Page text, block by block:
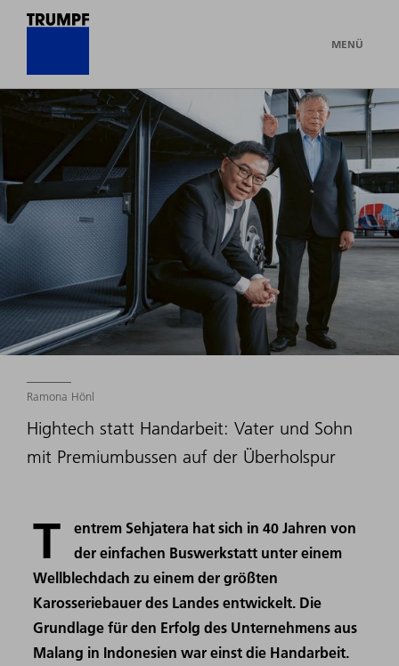
MENÜ
Ramona Hönl
Hightech statt Handarbeit: Vater und Sohn
mit Premiumbussen auf der Überholspur
T
entrem Sehjatera hat sich in 40 Jahren von
der einfachen Buswerkstatt unter einem
Wellblechdach zu einem der größten
Karosseriebauer des Landes entwickelt. Die
Grundlage für den Erfolg des Unternehmens aus
Malang in Indonesien war einst die Handarbeit.